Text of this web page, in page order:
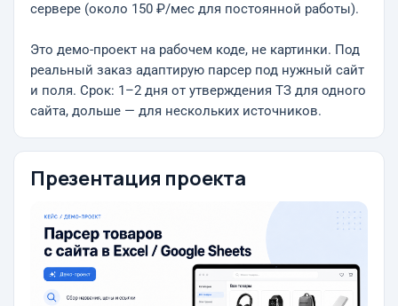
сервере (около 150 ₽/мес для постоянной работы).
Это демо-проект на рабочем коде, не картинки. Под
реальный заказ адаптирую парсер под нужный сайт
и поля. Срок: 1–2 дня от утверждения ТЗ для одного
сайта, дольше — для нескольких источников.
Презентация проекта